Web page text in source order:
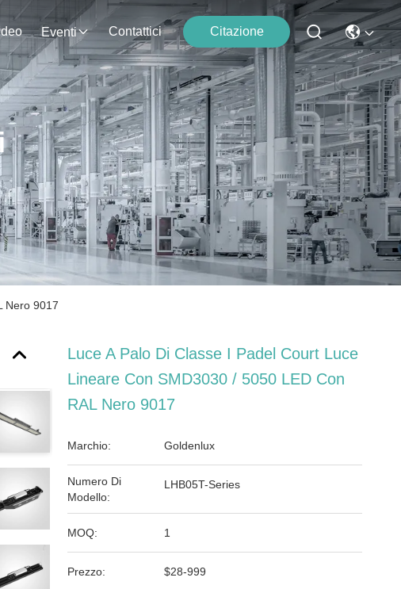
Eventi Contattici Citazione
Nero 9017
Luce A Palo Di Classe I Padel Court Luce
Lineare Con SMD3030 / 5050 LED Con
RAL Nero 9017
Marchio: Goldenlux
Numero Di
Modello:
LHB05T-Series
MOQ: 1
Prezzo: $28-999